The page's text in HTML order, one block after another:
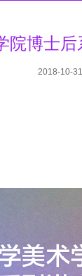
院博士
2018-10-31